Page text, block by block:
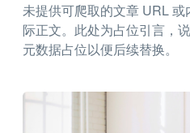
未提供可爬取的文章 URL
际正文。此处为占位引言，
元数据占位以便后续替换。